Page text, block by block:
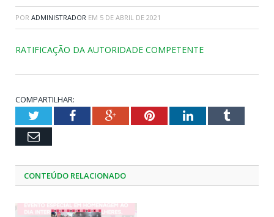
POR ADMINISTRADOR EM 5 DE ABRIL DE 2021
RATIFICAÇÃO DA AUTORIDADE COMPETENTE
COMPARTILHAR:
TwitterFacebookGoogle+PinterestLinkedInTumblr
Email
CONTEÚDO RELACIONADO